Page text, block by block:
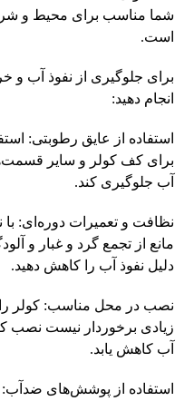
است.
برای جلوگیری از نفوذ آب و
انجام دهید:
استفاده از عایق رطوبتی:
برای کف کولر و سایر
آب جلوگیری کند.
نظافت و تعمیرات دوره‌ای:
مانع از تجمع گرد و غبار و
دلیل نفوذ آب را کاهش دهید.
نصب در محل مناسب: کولر
زیادی برخوردار نیست نصب
آب کاهش یابد.
استفاده از پوشش‌های